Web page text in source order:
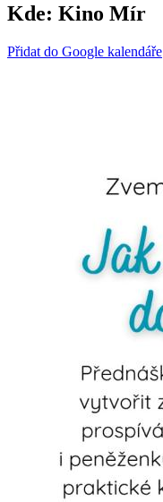
Kde: Kino Mír
Přidat do Google kalendáře